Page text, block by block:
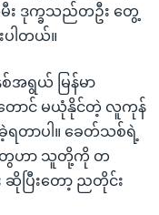
မီး ဒုက္ခသည်တဦး တွေ့
ပါတယ်။
အရွယ် မြန်မာ
တောင် မယုံနိုင်တဲ့ လူကုန်
တာပါ။ ခေတ်သစ်ရဲ့
တွေဟာ သူတို့ကို တ
ပြီးတော့ ညတိုင်း